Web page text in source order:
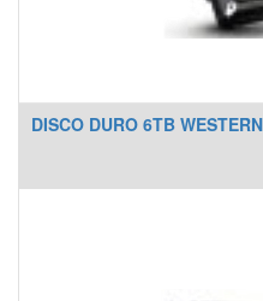
DISCO DURO 6TB